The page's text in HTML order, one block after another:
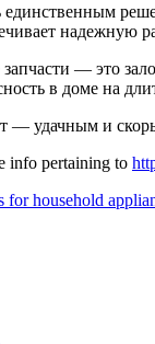
единственным
надежную
— это
в доме на
— удачным и
info pertaining to
for household